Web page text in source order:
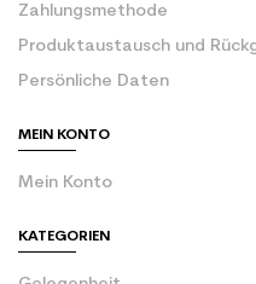
Zahlungsmethode
Produktaustausch und
Persönliche Daten
MEIN KONTO
Mein Konto
KATEGORIEN